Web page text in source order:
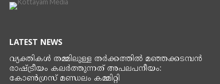
LATEST NEWS
വ്യക്തികൾ തമ്മിലുള്ള തർക്കത്തിൽ മഞ്ഞക്കടമ്പൻ
രാഷ്ട്രീയം കലർത്തുന്നത് അപലപനീയം:
കോൺഗ്രസ് മണ്ഡലം കമ്മിറ്റി